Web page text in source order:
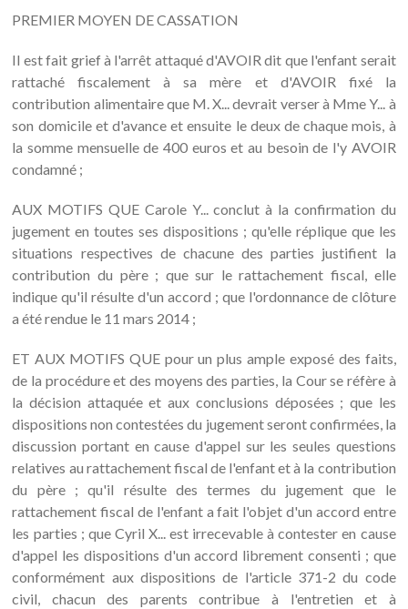
PREMIER MOYEN DE CASSATION
Il est fait grief à l'arrêt attaqué d'AVOIR dit que l'enfant serait
rattaché fiscalement à sa mère et d'AVOIR fixé la
contribution alimentaire que M. X... devrait verser à Mme Y... à
son domicile et d'avance et ensuite le deux de chaque mois, à
la somme mensuelle de 400 euros et au besoin de l'y AVOIR
condamné ;
AUX MOTIFS QUE Carole Y... conclut à la confirmation du
jugement en toutes ses dispositions ; qu'elle réplique que les
situations respectives de chacune des parties justifient la
contribution du père ; que sur le rattachement fiscal, elle
indique qu'il résulte d'un accord ; que l'ordonnance de clôture
a été rendue le 11 mars 2014 ;
ET AUX MOTIFS QUE pour un plus ample exposé des faits,
de la procédure et des moyens des parties, la Cour se réfère à
la décision attaquée et aux conclusions déposées ; que les
dispositions non contestées du jugement seront confirmées, la
discussion portant en cause d'appel sur les seules questions
relatives au rattachement fiscal de l'enfant et à la contribution
du père ; qu'il résulte des termes du jugement que le
rattachement fiscal de l'enfant a fait l'objet d'un accord entre
les parties ; que Cyril X... est irrecevable à contester en cause
d'appel les dispositions d'un accord librement consenti ; que
conformément aux dispositions de l'article 371-2 du code
civil, chacun des parents contribue à l'entretien et à